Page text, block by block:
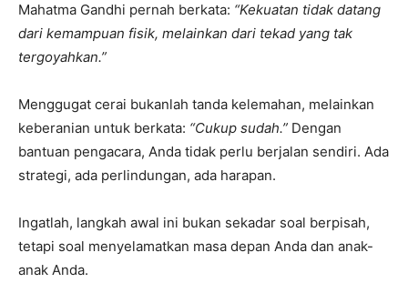
Mahatma Gandhi pernah berkata: “Kekuatan tidak datang
dari kemampuan fisik, melainkan dari tekad yang tak
tergoyahkan.”
Menggugat cerai bukanlah tanda kelemahan, melainkan
keberanian untuk berkata: “Cukup sudah.” Dengan
bantuan pengacara, Anda tidak perlu berjalan sendiri. Ada
strategi, ada perlindungan, ada harapan.
Ingatlah, langkah awal ini bukan sekadar soal berpisah,
tetapi soal menyelamatkan masa depan Anda dan anak-
anak Anda.